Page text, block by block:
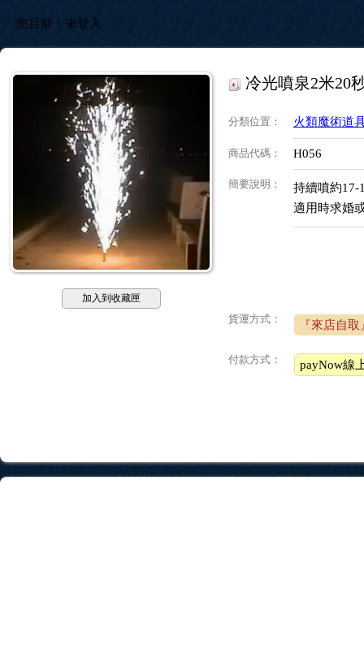
您目前： 未登入
加入到收藏匣
冷光噴泉2米20
分類位置 ： 火類魔術道
商品代碼 ： H056
簡要說明 ：
持續噴約17-
適用時求婚
貨運方式： 『來店自取
付款方式： payNow線